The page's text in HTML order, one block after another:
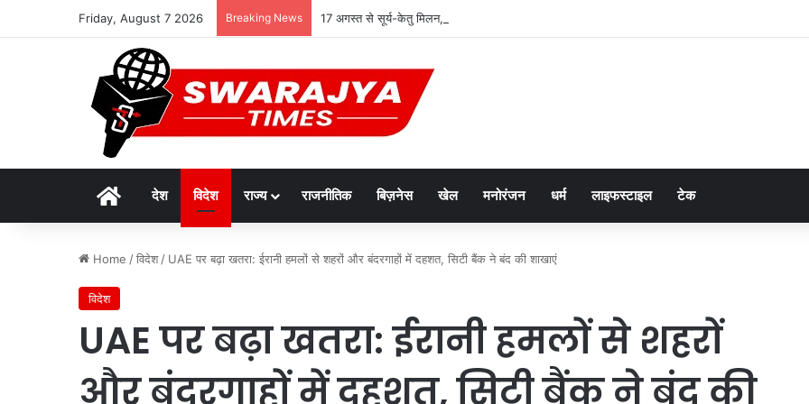
Friday, August 7 2026 Breaking News 17 अगस्त से सूर्य-केतु मिलन, सिंह समेत तीन राशियों की चमकेगी किस्मत
Homeदेश विदेश राज्य राजनीतिक बिज़नेस खेल मनोरंजन धर्म लाइफस्टाइल टेक
Home /विदेश / UAE पर बढ़ा खतरा: ईरानी हमलों से शहरों और बंदरगाहों में दहशत, सिटी बैंक ने बंद की शाखाएं
विदेश
UAE पर बढ़ा खतरा: ईरानी हमलों से शहरों
और बंदरगाहों में दहशत, सिटी बैंक ने बंद की